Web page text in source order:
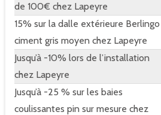
de 100€ chez Lapeyre
15% sur la dalle extérieure Berlingo
ciment gris moyen chez Lapeyre
Jusqu’à -10% lors de l’installation
chez Lapeyre
Jusqu’à -25 % sur les baies
coulissantes pin sur mesure chez